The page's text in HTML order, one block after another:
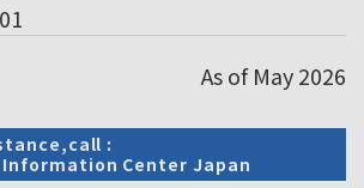
As of May 2026
:
Center Japan